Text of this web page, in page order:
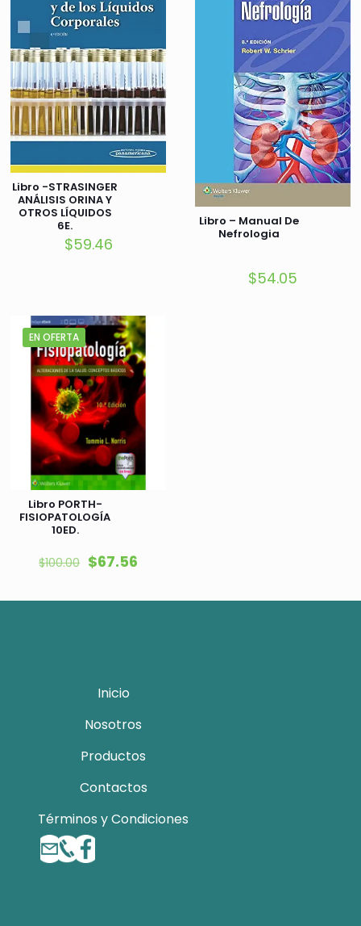
Libro -STRASINGER
ANÁLISIS ORINA Y
OTROS LÍQUIDOS
6E.
$59.46
Libro – Manual De
Nefrologia
$54.05
EN OFERTA
Libro PORTH-
FISIOPATOLOGÍA
10ED.
$100.00 El
era:
$67.56
es:
Inicio
Nosotros
Productos
Contactos
Términos y Condiciones